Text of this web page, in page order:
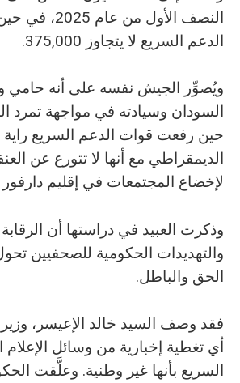
النصف الأول من
الدعم السريع لا يتجاوز 375,000.
ويُصوِّر الجيش نفسه على أنه حامي
السودان وسيادته في مواجهة تمرد
حين رفعت قوات الدعم السريع راية
الديمقراطي مع أنها لا تتورع عن
لإخضاع المجتمعات في إقليم
وذكرت العبيد في دراستها أن
والتهديدات الحكومية للصحفيين
الحق والباطل.
فقد وصف السيد خالد الإعيسر، وزير
أي تغطية إخبارية من وسائل الإعلام
السريع بأنها غير وطنية. وعلَّقت